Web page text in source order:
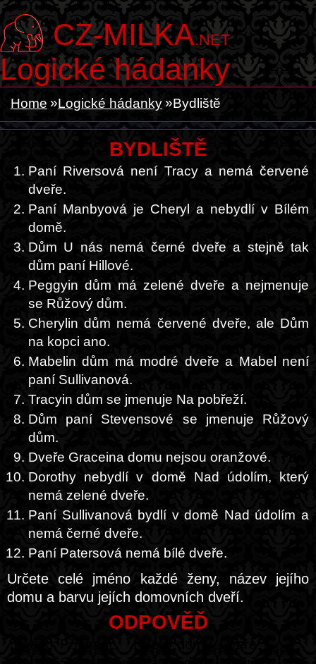
CZ-MILKA.NET
Logické hádanky
Home Logické hádanky Bydliště
BYDLIŠTĚ
Paní Riversová není Tracy a nemá červené
dveře.
Paní Manbyová je Cheryl a nebydlí v Bílém
domě.
Dům U nás nemá černé dveře a stejně tak
dům paní Hillové.
Peggyin dům má zelené dveře a nejmenuje
se Růžový dům.
Cherylin dům nemá červené dveře, ale Dům
na kopci ano.
Mabelin dům má modré dveře a Mabel není
paní Sullivanová.
Tracyin dům se jmenuje Na pobřeží.
Dům paní Stevensové se jmenuje Růžový
dům.
Dveře Graceina domu nejsou oranžové.
Dorothy nebydlí v domě Nad údolím, který
nemá zelené dveře.
Paní Sullivanová bydlí v domě Nad údolím a
nemá černé dveře.
Paní Patersová nemá bílé dveře.
Určete celé jméno každé ženy, název jejího
domu a barvu jejích domovních dveří.
ODPOVĚĎ